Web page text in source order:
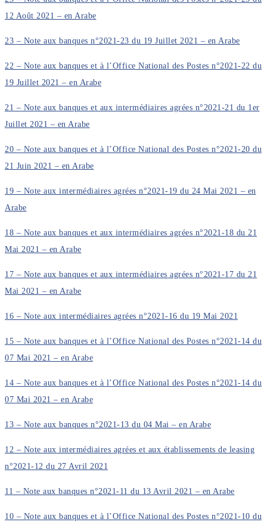
12 Août 2021 – en Arabe
23 – Note aux banques n°2021-23 du 19 Juillet 2021 – en Arabe
22 – Note aux banques et à l’Office National des Postes n°2021-22 du
19 Juillet 2021 – en Arabe
21 – Note aux banques et aux intermédiaires agrées n°2021-21 du 1er
Juillet 2021 – en Arabe
20 – Note aux banques et à l’Office National des Postes n°2021-20 du
21 Juin 2021 – en Arabe
19 – Note aux intermédiaires agrées n°2021-19 du 24 Mai 2021 – en
Arabe
18 – Note aux banques et aux intermédiaires agrées n°2021-18 du 21
Mai 2021 – en Arabe
17 – Note aux banques et aux intermédiaires agrées n°2021-17 du 21
Mai 2021 – en Arabe
16 – Note aux intermédiaires agrées n°2021-16 du 19 Mai 2021
15 – Note aux banques et à l’Office National des Postes n°2021-14 du
07 Mai 2021 – en Arabe
14 – Note aux banques et à l’Office National des Postes n°2021-14 du
07 Mai 2021 – en Arabe
13 – Note aux banques n°2021-13 du 04 Mai – en Arabe
12 – Note aux intermédiaires agrées et aux établissements de leasing
n°2021-12 du 27 Avril 2021
11 – Note aux banques n°2021-11 du 13 Avril 2021 – en Arabe
10 – Note aux banques et à l’Office National des Postes n°2021-10 du